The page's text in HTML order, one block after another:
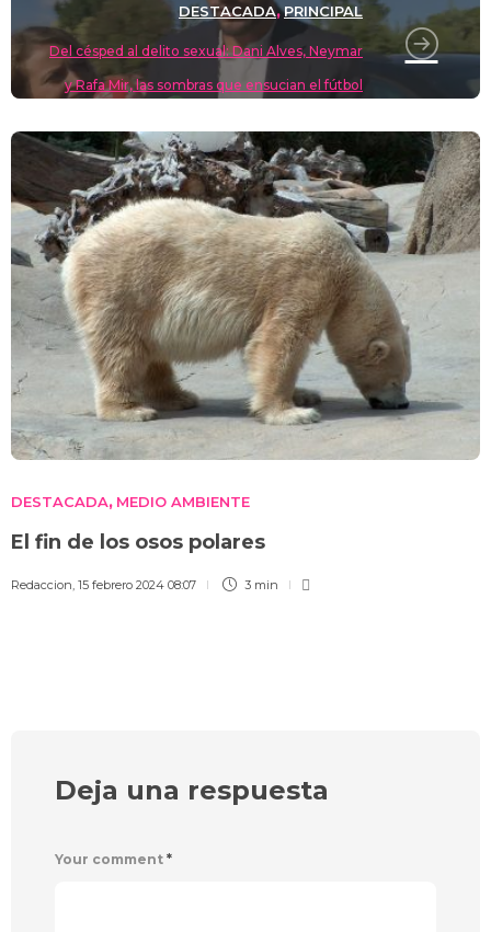
DESTACADA,PRINCIPAL
Del césped al delito sexual: Dani Alves, Neymar
y Rafa Mir, las sombras que ensucian el fútbol
DESTACADA, MEDIO AMBIENTE
El fin de los osos polares
Redaccion 15 febrero 2024 08:07 3 min
Deja una respuesta
Your comment *